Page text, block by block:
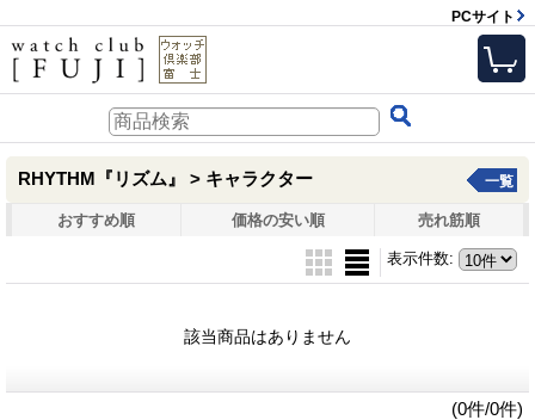
PCサイト
RHYTHM『リズム』 > キャラクター 一覧
おすすめ順 価格の安い順 売れ筋順
表示件数:
該当商品はありません
(0件/0件)